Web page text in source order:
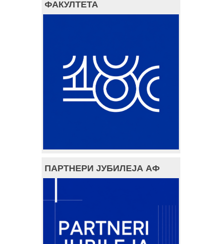
ФАКУЛТЕТА
ПАРТНЕРИ ЈУБИЛЕЈА АФ